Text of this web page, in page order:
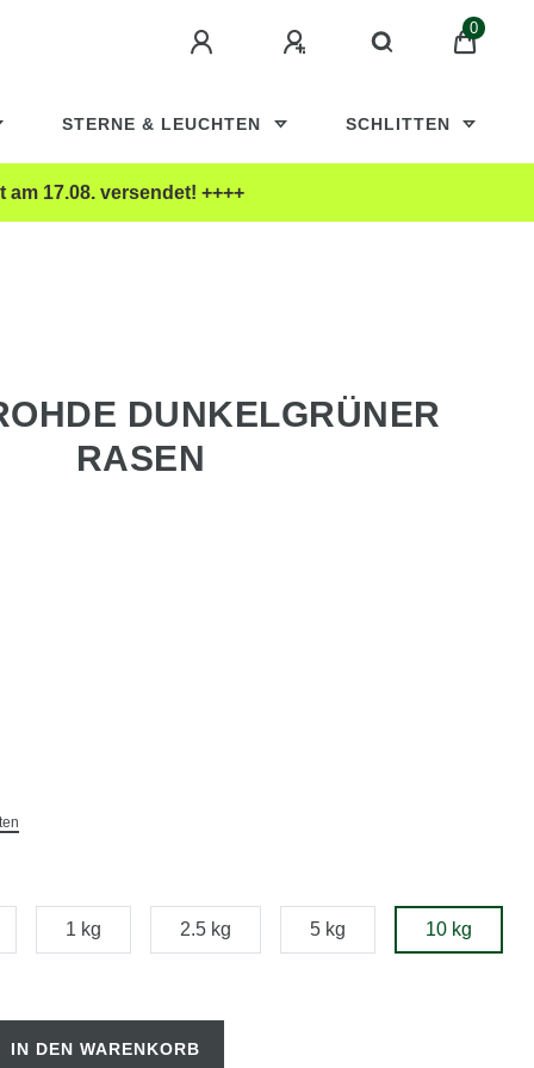
0
STERNE & LEUCHTEN SCHLITTEN
17.08. versendet! ++++
DUNKELGRÜNER
RASEN
1 kg 2.5 kg 5 kg 10 kg
IN DEN WARENKORB